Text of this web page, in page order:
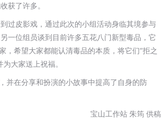
获了许多。
过皮影戏，通过此次的小组活动身临其境参与
一位组员谈到目前许多五花八门新型毒品，它
，希望大家都能认清毒品的本质，将它们“拒之
大家送上祝福。
并在分享和扮演的小故事中提高了自身的防
宝山工作站 朱筠 供稿